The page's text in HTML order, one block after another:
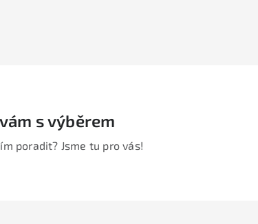
s výběrem
poradit? Jsme tu pro vás!